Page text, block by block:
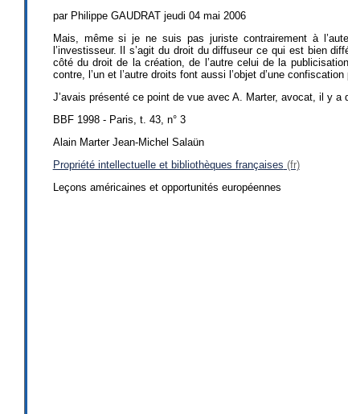
par Philippe GAUDRAT jeudi 04 mai 2006
Mais, même si je ne suis pas juriste contrairement à
l’investisseur. Il s’agit du droit du diffuseur ce qui est bien
côté du droit de la création, de l’autre celui de la
contre, l’un et l’autre droits font aussi l’objet d’une
J’avais présenté ce point de vue avec A. Marter, avocat, il y
BBF 1998 - Paris, t. 43, n° 3
Alain Marter Jean-Michel Salaün
Propriété intellectuelle et bibliothèques françaises
Leçons américaines et opportunités européennes